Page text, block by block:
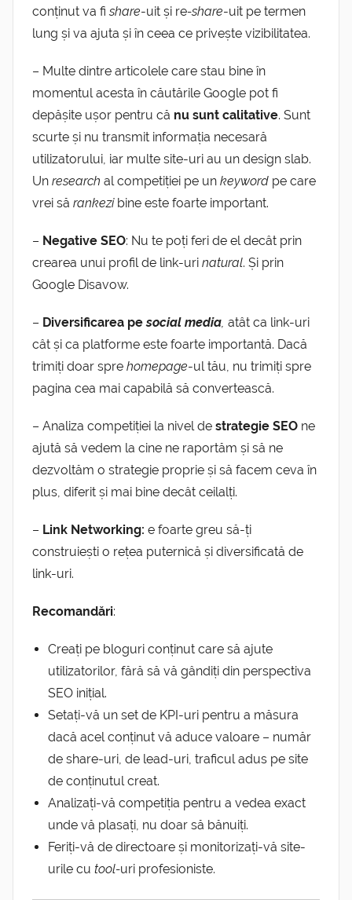
conținut va fishare-uit și re-share-uit pe termen
lung și va ajuta și în ceea ce privește vizibilitatea.
– Multe dintre articolele care stau bine în
momentul acesta în căutările Google pot fi
depășite ușor pentru că nu sunt calitative. Sunt
scurte și nu transmit informația necesară
utilizatorului, iar multe site-uri au un design slab.
Un research al competiției pe un keyword pe care
vrei să rankezibine este foarte important.
– Negative SEO: Nu te poți feri de el decât prin
crearea unui profil de link-uri natural. Și prin
Google Disavow.
– Diversificarea pesocial media atât ca link-uri
cât și ca platforme este foarte importantă. Dacă
trimiți doar spre homepage-ul tău, nu trimiți spre
pagina cea mai capabilă să convertească.
– Analiza competiției la nivel de strategie SEO ne
ajută să vedem la cine ne raportăm și să ne
dezvoltăm o strategie proprie și să facem ceva în
plus, diferit și mai bine decât ceilalți.
– Link Networking: e foarte greu să-ți
construiești o rețea puternică și diversificată de
link-uri.
Recomandări:
Creați pe bloguri conținut care să ajute
utilizatorilor, fără să vă gândiți din perspectiva
SEO inițial.
Setați-vă un set de KPI-uri pentru a măsura
dacă acel conținut vă aduce valoare – număr
de share-uri, de lead-uri, traficul adus pe site
de conținutul creat.
Analizați-vă competiția pentru a vedea exact
unde vă plasați, nu doar să bănuiți.
Feriți-vă de directoare și monitorizați-vă site-
urile cu tool-uri profesioniste.